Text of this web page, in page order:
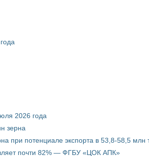
2026 года
зерна
при потенциале экспорта в 53,8-58,5 млн
почти 82% — ФГБУ «ЦОК АПК»